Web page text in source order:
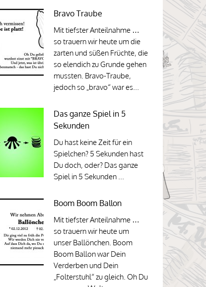
Bravo Traube
Mit tiefster Anteilnahme …
so trauern wir heute um die
zarten und süßen Früchte, die
so elendich zu Grunde gehen
mussten. Bravo-Traube,
jedoch so „bravo“ war es...
Das ganze Spiel in 5
Sekunden
Du hast keine Zeit für ein
Spielchen? 5 Sekunden hast
Du doch, oder? Das ganze
Spiel in 5 Sekunden ...
Boom Boom Ballon
Mit tiefster Anteilnahme …
so trauern wir heute um
unser Ballönchen. Boom
Boom Ballon war Dein
Verderben und Dein
„Folterstuhl“ zu gleich. Oh Du